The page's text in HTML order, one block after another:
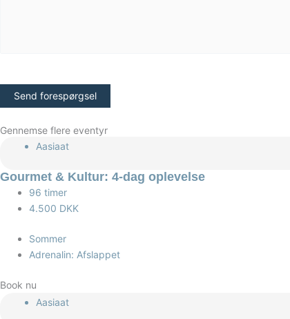
Gennemse flere eventyr
Aasiaat
Gourmet & Kultur: 4-dag oplevelse
96 timer
4.500 DKK
Sommer
Adrenalin: Afslappet
Book nu
Aasiaat